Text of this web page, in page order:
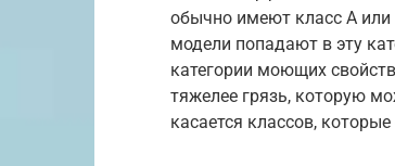
обычно имеют класс A или
модели попадают в эту
категории моющих
тяжелее грязь, которую
касается классов,